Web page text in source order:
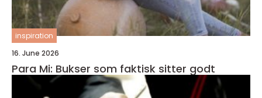
inspiration
16. June 2026
Para Mi: Bukser som faktisk sitter godt